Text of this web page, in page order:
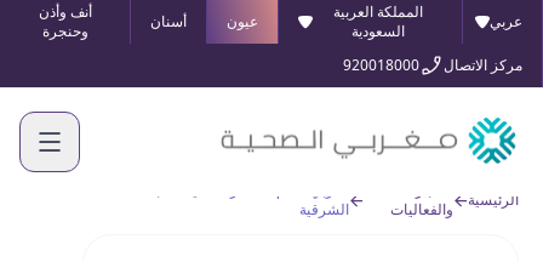
عربي
المملكة العربية
السعودية
عيون أسنان
أنف وأذن
وحنجرة
مركز الاتصال
920018000
الرئيسية
والفعاليات
الشرقية